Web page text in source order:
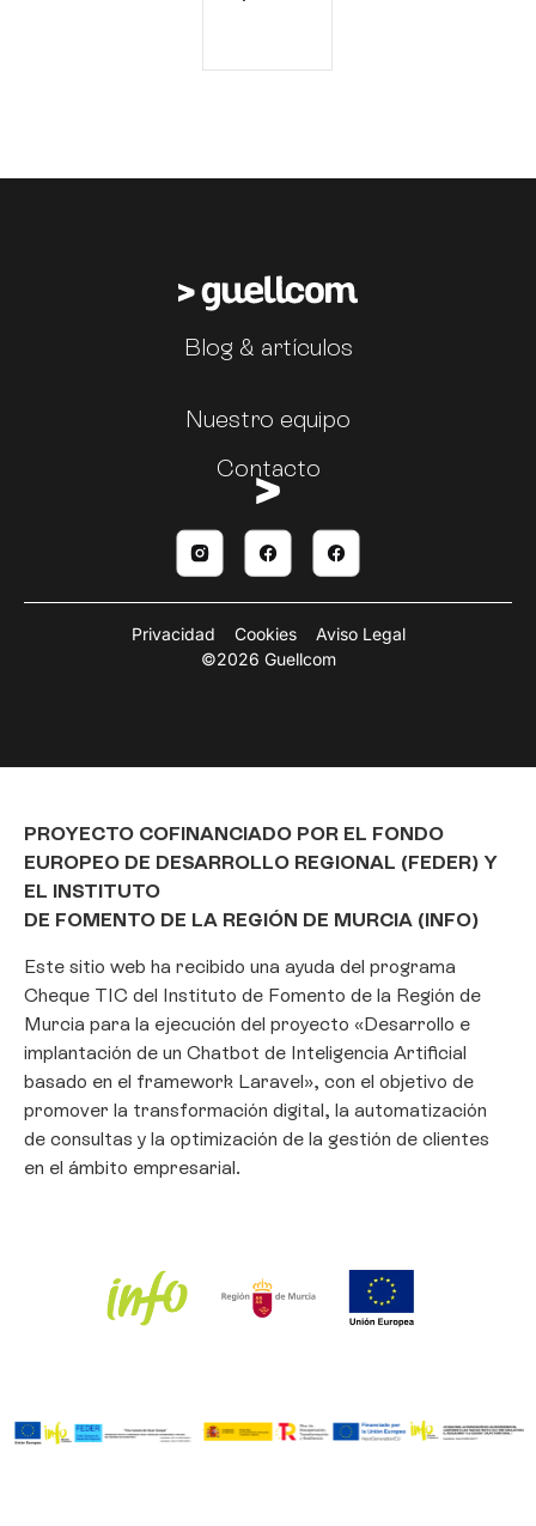
Blog & artículos
Nuestro equipo
Contacto
©2026 Guellcom
Privacidad Cookies Aviso Legal
PROYECTO COFINANCIADO POR EL FONDO
EUROPEO DE DESARROLLO REGIONAL (FEDER) Y
EL INSTITUTO
DE FOMENTO DE LA REGIÓN DE MURCIA (INFO)
Este sitio web ha recibido una ayuda del programa
Cheque TIC del Instituto de Fomento de la Región de
Murcia para la ejecución del proyecto «Desarrollo e
implantación de un Chatbot de Inteligencia Artificial
basado en el framework Laravel», con el objetivo de
promover la transformación digital, la automatización
de consultas y la optimización de la gestión de clientes
en el ámbito empresarial.